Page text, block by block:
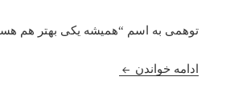
توهمی به اسم “همیشه یکی بهتر هم
ادامه خواندن همیشه یکی بهتر هم هست!